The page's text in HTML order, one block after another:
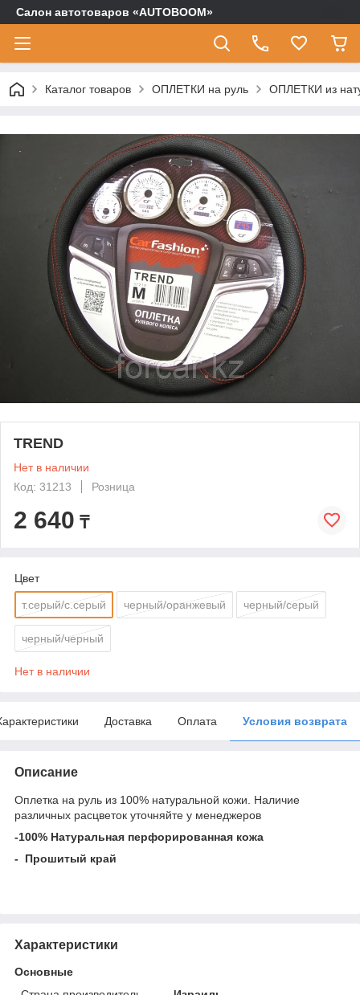
Салон автотоваров «AUTOBOOM»
Каталог товаров ОПЛЕТКИ на руль ОПЛЕТКИ из
TREND
Нет в наличии
Код: 31213
Розница
2 640 ₸
Цвет
т.серый/с.серый черный/оранжевый черный/серый
черный/черный
Нет в наличии
Доставка Оплата Условия возврата
Описание
Оплетка на руль из 100% натуральной кожи. Наличие
различных расцветок уточняйте у менеджеров
-100% Натуральная перфорированная кожа
- Прошитый край
Характеристики
Основные